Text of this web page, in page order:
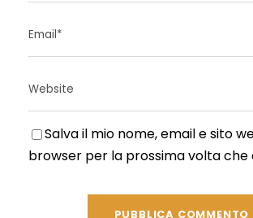
Salva il mio nome, email e sito
browser per la prossima volta